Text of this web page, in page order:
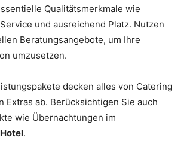
Qualitätsmerkmale wie
und ausreichend Platz. Nutzen
Beratungsangebote, um Ihre
umzusetzen.
decken alles von Catering
Extras ab. Berücksichtigen Sie auch
wie Übernachtungen im
Hotel.